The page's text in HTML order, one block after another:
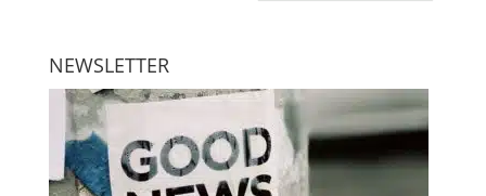
NEWSLETTER